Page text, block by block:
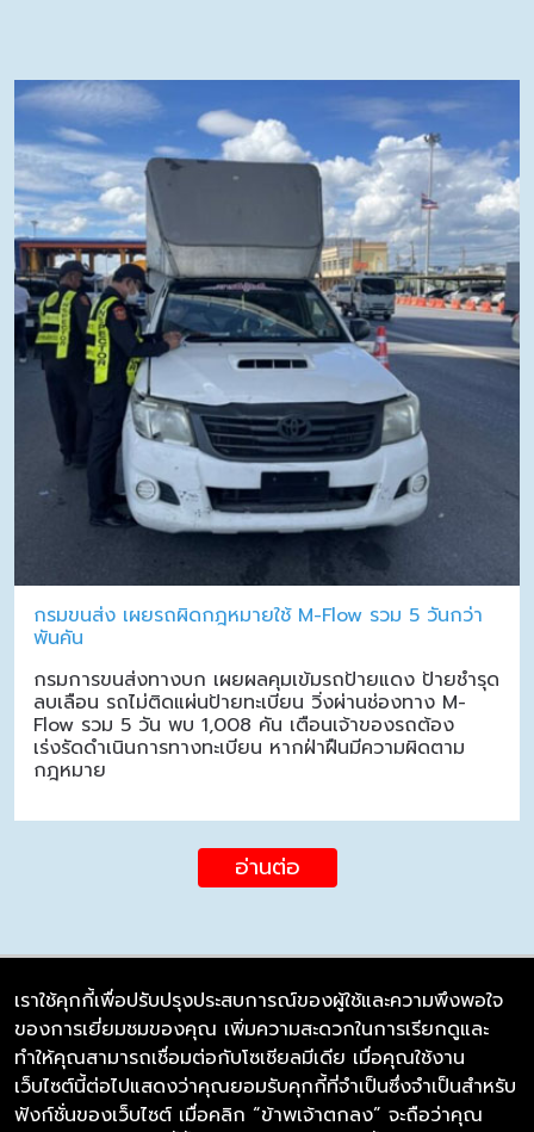
กรมขนส่ง เผยรถผิดกฎหมายใช้ M-Flow รวม 5 วันกว่า
พันคัน
กรมการขนส่งทางบก เผยผลคุมเข้มรถป้ายแดง ป้ายชำรุด
ลบเลือน รถไม่ติดแผ่นป้ายทะเบียน วิ่งผ่านช่องทาง M-
Flow รวม 5 วัน พบ 1,008 คัน เตือนเจ้าของรถต้อง
เร่งรัดดำเนินการทางทะเบียน หากฝ่าฝืนมีความผิดตาม
กฎหมาย
อ่านต่อ
บริษัท ซิมลิงค์ จำกัด
98/226 Bangrakyai-Baanmai Road,
Bangyai, Nonthaburi 11140
เราใช้คุกกี้เพื่อปรับปรุงประสบการณ์ของผู้ใช้และความพึงพอใจ
ของการเยี่ยมชมของคุณ เพิ่มความสะดวกในการเรียกดูและ
ทำให้คุณสามารถเชื่อมต่อกับโซเชียลมีเดีย เมื่อคุณใช้งาน
เว็บไซต์นี้ต่อไปแสดงว่าคุณยอมรับคุกกี้ที่จำเป็นซึ่งจำเป็นสำหรับ
ฟังก์ชั่นของเว็บไซต์ เมื่อคลิก “ข้าพเจ้าตกลง” จะถือว่าคุณ